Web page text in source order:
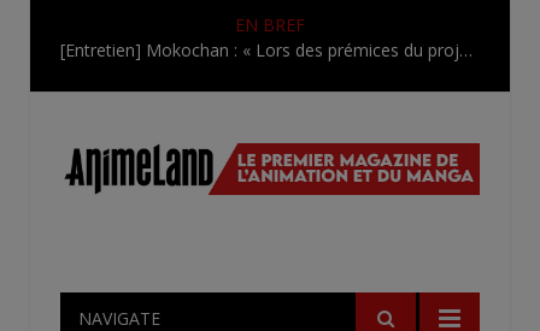
EN BREF
[Entretien] Mokochan : « Lors des prémices du projet, il était déjà demandé de suivre au mieux le manga originel.»
NAVIGATE